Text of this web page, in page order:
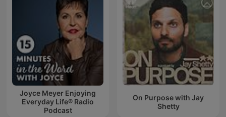
Joyce Meyer Enjoying
Everyday Life® Radio
Podcast
On Purpose with Jay
Shetty